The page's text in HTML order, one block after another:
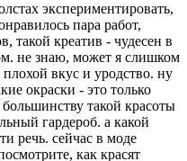
экспериментировать,
пара работ,
такой креатив - чудесен в
не знаю, может я слишком
вкус и уродство. ну
окраски - это только
такой красоты
гардероб. а какой
речь. сейчас в моде
как красят